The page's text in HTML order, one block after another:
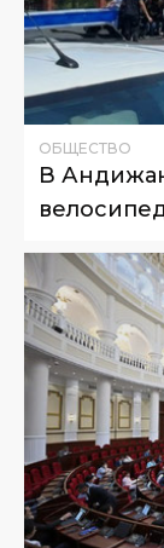
ОБЩЕСТВО
В